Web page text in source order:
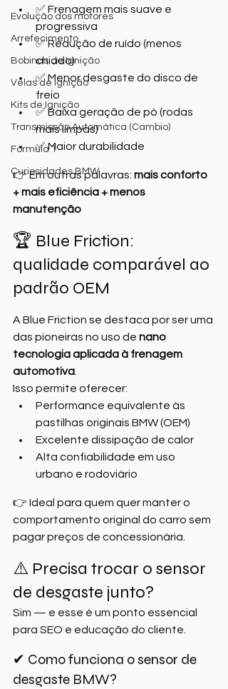
Evolução dos motores
Arrefecimento
Bobinas de Ignição
Velas de Ignição
Kits de Ignição
Transmissão Automática (Cambio)
Formula 1
Curiosidades BMW
✅ Frenagem mais suave e
progressiva
✅ Redução de ruído (menos
chiado)
✅ Menor desgaste do disco de
freio
✅ Baixa geração de pó (rodas
mais limpas)
✅ Maior durabilidade
👉 Em outras palavras: mais conforto
+ mais eficiência + menos
manutenção
🏆 Blue Friction:
qualidade comparável ao
padrão OEM
A Blue Friction se destaca por ser uma
das pioneiras no uso de nano
tecnologia aplicada à frenagem
automotiva
Isso permite oferecer:
Performance equivalente às
pastilhas originais BMW (OEM)
Excelente dissipação de calor
Alta confiabilidade em uso
urbano e rodoviário
👉 Ideal para quem quer manter o
comportamento original do carro sem
pagar preços de concessionária.
⚠️ Precisa trocar o sensor
de desgaste junto?
Sim — e esse é um ponto essencial
para SEO e educação do cliente.
✔ Como funciona o sensor de
desgaste BMW?